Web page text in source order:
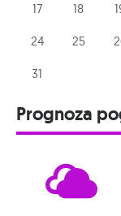
17 18
24 25
31
Prognoza